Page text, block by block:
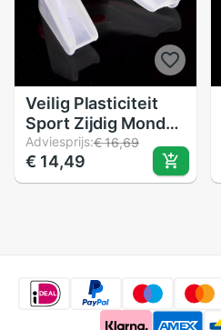
Veilig Plasticiteit
Sport Zijdig Mond
Guard Boksen
Basketbal Tanden
Protector Cover
Adviesprijs:€ 16,69
€ 14,49